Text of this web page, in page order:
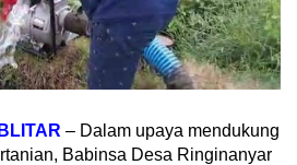
BLITAR – Dalam upaya mendukung
Babinsa Desa Ringinanyar